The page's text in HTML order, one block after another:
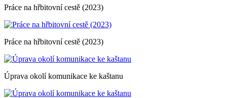
Práce na hřbitovní cestě (2023)
Práce na hřbitovní cestě (2023)
Úprava okolí komunikace ke kaštanu